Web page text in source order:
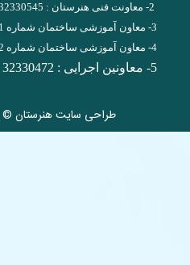
2- معاونت فنی هنرستان : 32330545
3- معاون آموزشی ساختمان شماره 1 : 32330924
4- معاون آموزشی ساختمان شماره 2 : 32367900
5- معاونین اجرایی : 32330472
طراحی سایت هنرستان ©